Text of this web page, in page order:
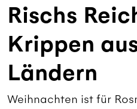
Rischs
Krippen
Ländern
Weihnachten ist für